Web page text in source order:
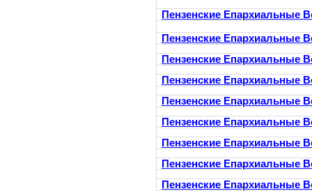
Пензенские Епархиальные
Пензенские Епархиальные
Пензенские Епархиальные
Пензенские Епархиальные
Пензенские Епархиальные
Пензенские Епархиальные
Пензенские Епархиальные
Пензенские Епархиальные
Пензенские Епархиальные